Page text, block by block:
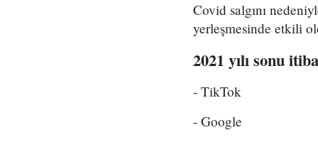
Covid salgını
yerleşmesinde etkili
2021 yılı sonu
- TikTok
- Google